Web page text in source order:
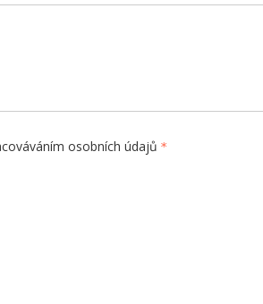
osobních údajů